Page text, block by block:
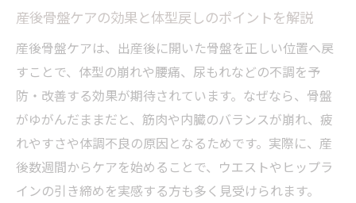
北九州市で注目の産後骨盤ケアの実践ポイ
産後骨盤ケアを八幡西区で賢く選ぶコツを
紹介
産後骨盤ケア実践時に役立つ施設選びの基
準
八幡西区で人気の産後骨盤ケアの特徴を比
較
産後骨盤ケアの効果と体型戻しのポイントを解説
産後骨盤ケアは、出産後に開いた骨盤を正しい位置へ戻
すことで、体型の崩れや腰痛、尿もれなどの不調を予
防・改善する効果が期待されています。なぜなら、骨盤
がゆがんだままだと、筋肉や内臓のバランスが崩れ、疲
れやすさや体調不良の原因となるためです。実際に、産
後数週間からケアを始めることで、ウエストやヒップラ
インの引き締めを実感する方も多く見受けられます。